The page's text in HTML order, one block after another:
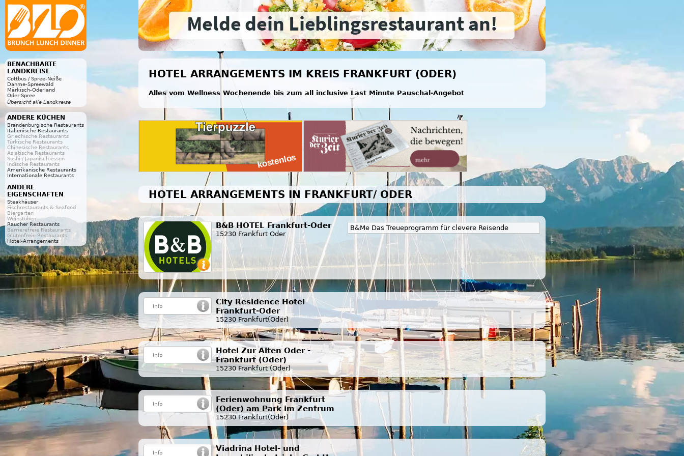
BENACHBARTE
LANDKREISE
Cottbus / Spree-Neiße
Dahme-Spreewald
Märkisch-Oderland
Oder-Spree
Übersicht alle Landkreise
ANDERE KÜCHEN
Brandenburgische Restaurants
Italienische Restaurants
Griechische Restaurants
Türkische Restaurants
Chinesische Restaurants
Asiatische Restaurants
Sushi / Japanisch essen
Indische Restaurants
Amerikanische Restaurants
Internationale Restaurants
ANDERE
EIGENSCHAFTEN
Steakhäuser
Fischrestaurants & Seafood
Biergarten
Weinstuben
Raucher Restaurants
Barrierefreie Restaurants
Glutenfreie Restaurants
Hotel-Arrangements
HOTEL ARRANGEMENTS IM KREIS FRANKFURT (ODER)
Alles vom Wellness Wochenende bis zum all inclusive Last Minute Pauschal-Angebot
HOTEL ARRANGEMENTS IN FRANKFURT/ ODER
B&B HOTEL Frankfurt-Oder
15230 Frankfurt Oder
B&Me Das Treueprogramm für clevere Reisende
City Residence Hotel
Frankfurt-Oder
15230 Frankfurt(Oder)
Hotel Zur Alten Oder -
Frankfurt (Oder)
15230 Frankfurt (Oder)
Ferienwohnung Frankfurt
(Oder) am Park im Zentrum
15230 Frankfurt(Oder)
Viadrina Hotel- und